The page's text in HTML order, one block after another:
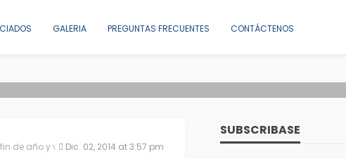
GALERIA PREGUNTAS FRECUENTES CONTÁCTENOS
de año y vacacionesDic. 02, 2014 at 3:57 pm
SUBSCRIBASE